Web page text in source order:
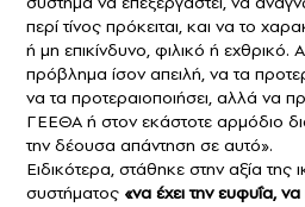
περί τίνος πρόκειται, και να το
ή μη επικίνδυνο, φιλικό ή εχθρικό.
πρόβλημα ίσον απειλή, να τα
να τα προτεραιοποιήσει, αλλά να
ΓΕΕΘΑ ή στον εκάστοτε αρμόδιο
την δέουσα απάντηση σε αυτό».
Ειδικότερα, στάθηκε στην αξία της
συστήματος «να έχει την ευφυΐα, να